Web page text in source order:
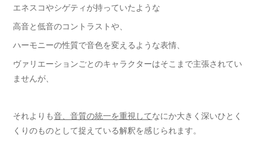
エネスコやシゲティが持っていたような
高音と低音のコントラストや、
ハーモニーの性質で音色を変えるような表情、
ヴァリエーションごとのキャラクターはそこまで主張されてい
ませんが、
それよりも音、音質の統一を重視してなにか大きく深いひとく
くりのものとして捉えている解釈を感じられます。